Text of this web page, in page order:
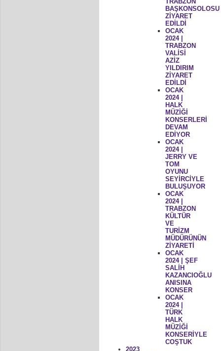
BAŞKONSOLOSU
ZİYARET
EDİLDİ
OCAK
2024 |
TRABZON
VALİSİ
AZİZ
YILDIRIM
ZİYARET
EDİLDİ
OCAK
2024 |
HALK
MÜZİĞİ
KONSERLERİ
DEVAM
EDİYOR
OCAK
2024 |
JERRY VE
TOM
OYUNU
SEYİRCİYLE
BULUŞUYOR
OCAK
2024 |
TRABZON
KÜLTÜR
VE
TURİZM
MÜDÜRÜNÜN
ZİYARETİ
OCAK
2024 | ŞEF
SALİH
KAZANCIOĞLU
ANISINA
KONSER
OCAK
2024 |
TÜRK
HALK
MÜZİĞİ
KONSERİYLE
COŞTUK
2023